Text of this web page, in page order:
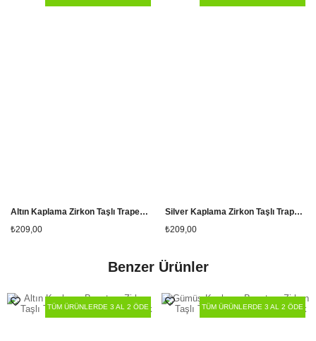
Altın Kaplama Zirkon Taşlı Trapez Yüzük
₺209,00
Silver Kaplama Zirkon Taşlı Trapez Yüzük
₺209,00
Benzer Ürünler
TÜM ÜRÜNLERDE 3 AL 2 ÖDE TÜM ÜRÜNLERDE 3 AL 2 ÖDE